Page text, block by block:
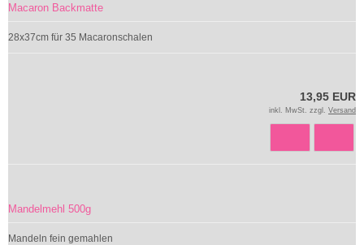
Macaron Backmatte
28x37cm für 35 Macaronschalen
13,95 EUR
inkl. MwSt. zzgl. Versand
Mandelmehl 500g
Mandeln fein gemahlen